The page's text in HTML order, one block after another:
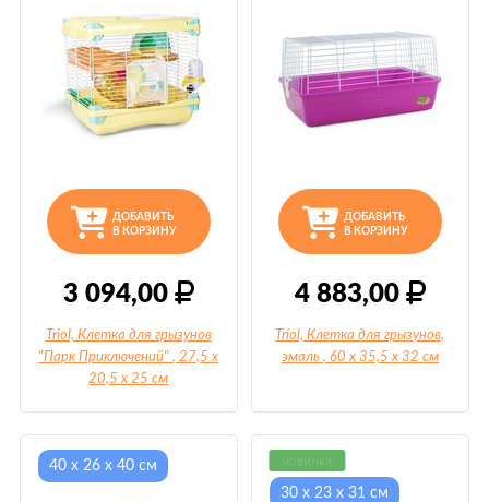
ДОБАВИТЬ
В КОРЗИНУ
3 094,00
Triol, Клетка для грызунов
"Парк Приключений" , 27,5 x
20,5 x 25 см
ДОБАВИТЬ
В КОРЗИНУ
4 883,00
Triol, Клетка для грызунов,
эмаль , 60 х 35,5 х 32 см
40 х 26 х 40 см новинка
30 х 23 х 31 см